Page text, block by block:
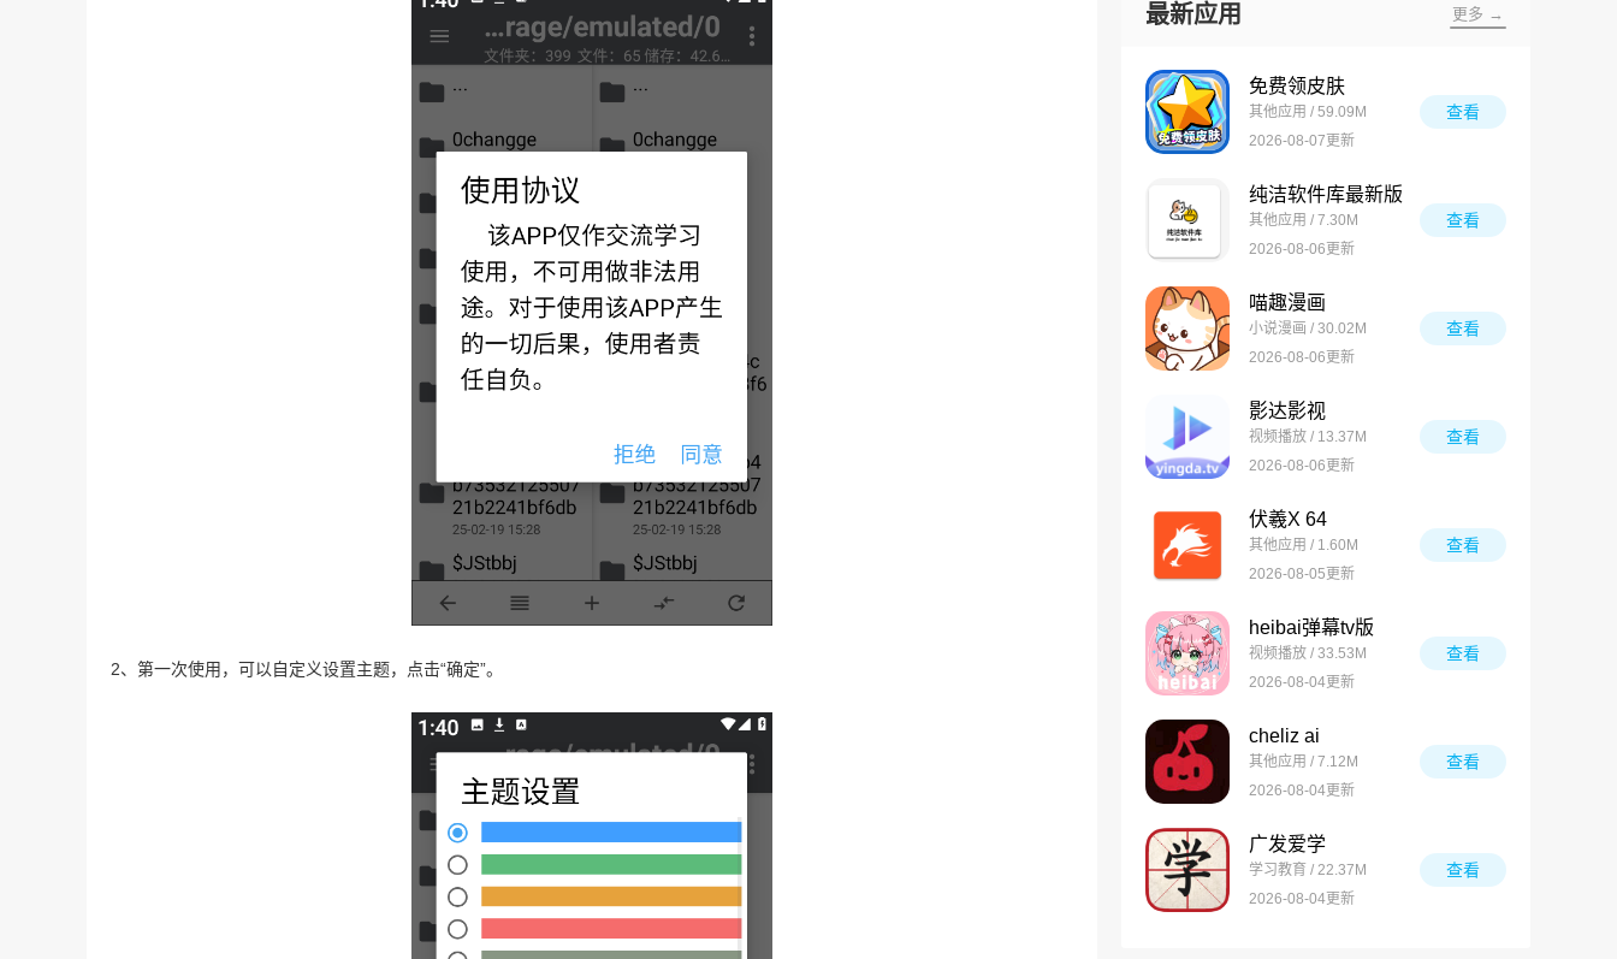
2、第一次使用，可以自定义设置主题，点击“确定”。
最新应用 更多 →
免费领皮肤
其他应用 / 59.09M
2026-08-07更新
查看
纯洁软件库最新版
其他应用 / 7.30M
2026-08-06更新
查看
喵趣漫画
小说漫画 / 30.02M
2026-08-06更新
查看
影达影视
视频播放 / 13.37M
2026-08-06更新
查看
伏羲X 64
其他应用 / 1.60M
2026-08-05更新
查看
heibai弹幕tv版
视频播放 / 33.53M
2026-08-04更新
查看
cheliz ai
其他应用 / 7.12M
2026-08-04更新
查看
广发爱学
学习教育 / 22.37M
2026-08-04更新
查看